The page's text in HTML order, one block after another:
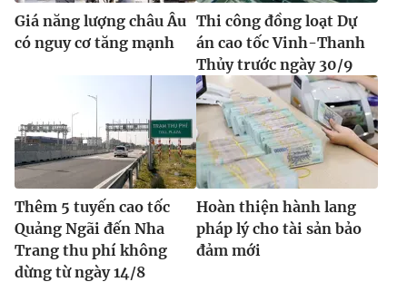
Giá năng lượng châu Âu
có nguy cơ tăng mạnh
Thi công đồng loạt Dự
án cao tốc Vinh-Thanh
Thủy trước ngày 30/9
Thêm 5 tuyến cao tốc
Quảng Ngãi đến Nha
Trang thu phí không
dừng từ ngày 14/8
Hoàn thiện hành lang
pháp lý cho tài sản bảo
đảm mới